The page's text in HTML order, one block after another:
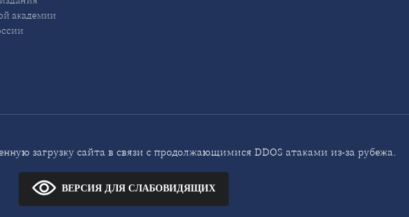
академии
загрузку сайта в связи с продолжающимися DDOS атаками из-за рубежа.
ВЕРСИЯ ДЛЯ СЛАБОВИДЯЩИХ